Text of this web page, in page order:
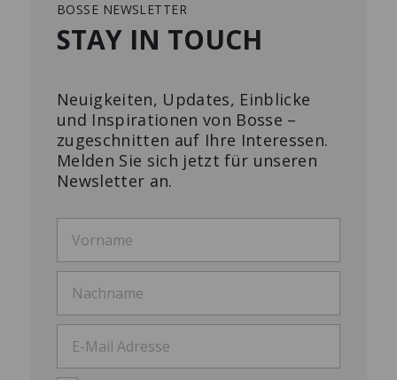
BOSSE NEWSLETTER
STAY IN TOUCH
Neuigkeiten, Updates, Einblicke
und Inspirationen von Bosse –
zugeschnitten auf Ihre Interessen.
Melden Sie sich jetzt für unseren
Newsletter an.